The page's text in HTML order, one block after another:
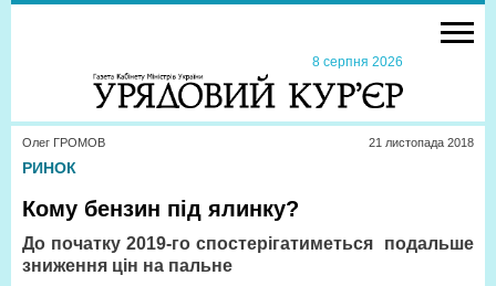
8 серпня 2026
Олег ГРОМОВ 21 листопада 2018
РИНОК
Кому бензин під ялинку?
До початку 2019-го спостерігатиметься подальше
зниження цін на пальне